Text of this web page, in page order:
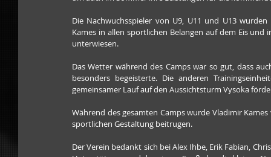
Die Nachwuchsspieler von U9, U11 und U13
Kames in allen sportlichen Belangen auf dem Eis
unterwiesen.
Das Wetter während des Camps war so gut, dass
besonders begeisterte. Die anderen
gemeinsamer Lauf auf den Aussichtsturm Vysoka
Während des gesamten Camps wurde Vladimir
sportlichen Gestaltung beitrugen.
Der Verein bedankt sich bei Alex Ihbe, Erik Fabian,